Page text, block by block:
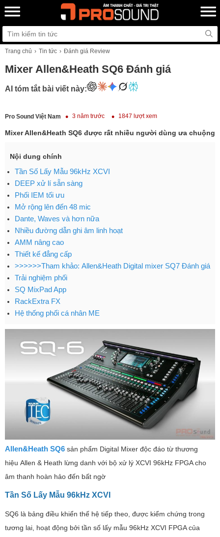
Trang chủ Tin tức Đánh giá Review
Mixer Allen&Heath SQ6 Đánh giá
AI tóm tắt bài viết này:
Pro Sound Việt Nam 3 năm trước 1847 lượt xem
Mixer Allen&Heath SQ6 được rất nhiều người dùng ưa chuộng
Nội dung chính
Tần Số Lấy Mẫu 96kHz XCVI
DEEP xử lí sẵn sàng
Phối IEM tối ưu
Mở rộng lên đến 48 mic
Dante, Waves và hơn nữa
Nhiều đường dẫn ghi âm linh hoạt
AMM nâng cao
Thiết kế đẳng cấp
>>>>>>Tham khảo: Allen&Heath Digital mixer SQ7 Đánh giá
Trải nghiệm phối
SQ MixPad App
RackExtra FX
Hệ thống phối cá nhân ME
Allen&Heath SQ6 sản phẩm Digital Mixer độc đáo từ thương
hiệu Allen & Heath lừng danh với bộ xử lý XCVI 96kHz FPGA cho
âm thanh hoàn hảo đến bất ngờ
Tần Số Lấy Mẫu 96kHz XCVI
SQ6 là bảng điều khiển thế hệ tiếp theo, được kiểm chứng trong
tương lai, hoạt động bởi tần số lấy mẫu 96kHz XCVI FPGA của